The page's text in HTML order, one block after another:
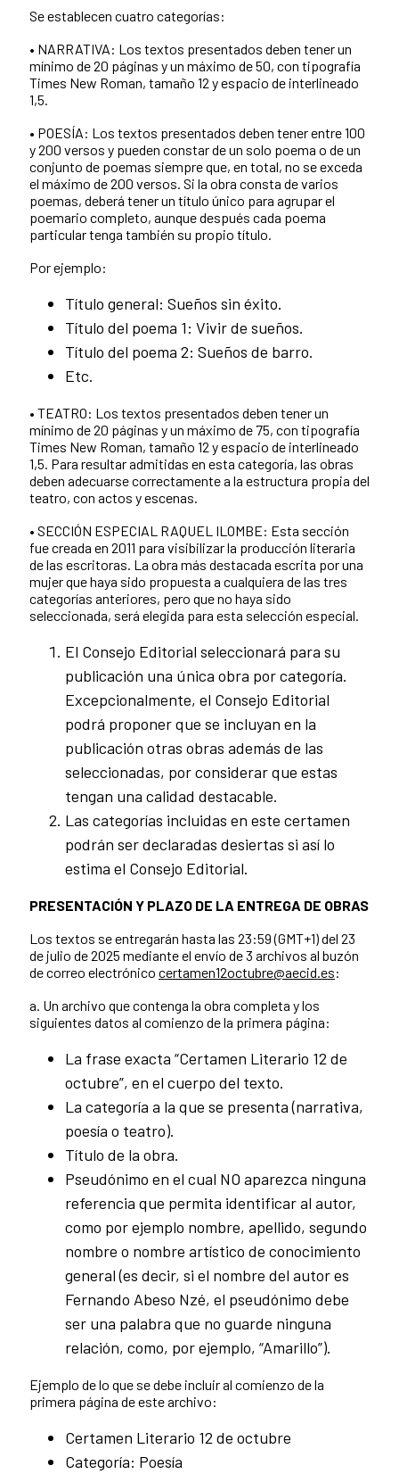
Se establecen cuatro categorías:
• NARRATIVA: Los textos presentados deben tener un
mínimo de 20 páginas y un máximo de 50, con tipografía
Times New Roman, tamaño 12 y espacio de interlineado
1,5.
• POESÍA: Los textos presentados deben tener entre 100
y 200 versos y pueden constar de un solo poema o de un
conjunto de poemas siempre que, en total, no se exceda
el máximo de 200 versos. Si la obra consta de varios
poemas, deberá tener un título único para agrupar el
poemario completo, aunque después cada poema
particular tenga también su propio título.
Por ejemplo:
Título general: Sueños sin éxito.
Título del poema 1: Vivir de sueños.
Título del poema 2: Sueños de barro.
Etc.
• TEATRO: Los textos presentados deben tener un
mínimo de 20 páginas y un máximo de 75, con tipografía
Times New Roman, tamaño 12 y espacio de interlineado
1,5. Para resultar admitidas en esta categoría, las obras
deben adecuarse correctamente a la estructura propia del
teatro, con actos y escenas.
• SECCIÓN ESPECIAL RAQUEL ILOMBE: Esta sección
fue creada en 2011 para visibilizar la producción literaria
de las escritoras. La obra más destacada escrita por una
mujer que haya sido propuesta a cualquiera de las tres
categorías anteriores, pero que no haya sido
seleccionada, será elegida para esta selección especial.
El Consejo Editorial seleccionará para su
publicación una única obra por categoría.
Excepcionalmente, el Consejo Editorial
podrá proponer que se incluyan en la
publicación otras obras además de las
seleccionadas, por considerar que estas
tengan una calidad destacable.
Las categorías incluidas en este certamen
podrán ser declaradas desiertas si así lo
estima el Consejo Editorial.
PRESENTACIÓN Y PLAZO DE LA ENTREGA DE OBRAS
Los textos se entregarán hasta las 23:59 (GMT+1) del 23
de julio de 2025 mediante el envío de 3 archivos al buzón
de correo electrónico certamen12octubre@aecid.es:
a. Un archivo que contenga la obra completa y los
siguientes datos al comienzo de la primera página:
La frase exacta “Certamen Literario 12 de
octubre”, en el cuerpo del texto.
La categoría a la que se presenta (narrativa,
poesía o teatro).
Título de la obra.
Pseudónimo en el cual NO aparezca ninguna
referencia que permita identificar al autor,
como por ejemplo nombre, apellido, segundo
nombre o nombre artístico de conocimiento
general (es decir, si el nombre del autor es
Fernando Abeso Nzé, el pseudónimo debe
ser una palabra que no guarde ninguna
relación, como, por ejemplo, “Amarillo”).
Ejemplo de lo que se debe incluir al comienzo de la
primera página de este archivo:
Certamen Literario 12 de octubre
Categoría: Poesía